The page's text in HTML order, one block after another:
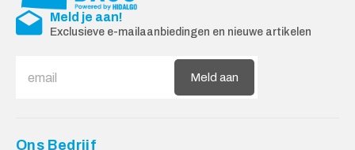
Meld je aan!
Exclusieve e-mailaanbiedingen en nieuwe artikelen
Meld aan
Ons Bedrijf